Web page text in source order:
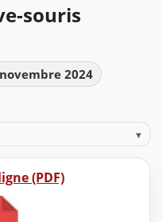
souris
2024
▾
(PDF)